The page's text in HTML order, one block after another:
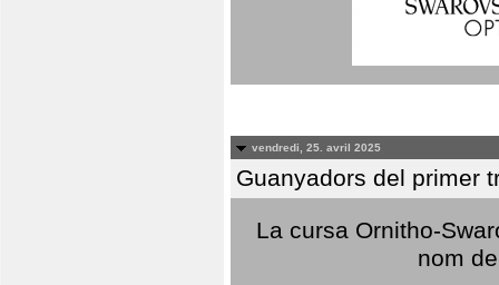
vendredi, 25. avril 2025
Guanyadors del primer
La cursa Ornitho-
nom